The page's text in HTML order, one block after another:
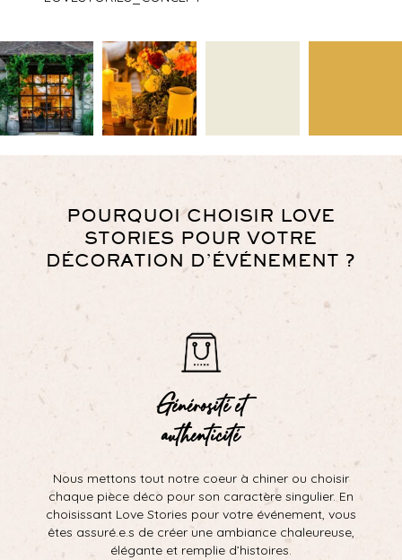
POURQUOI CHOISIR LOVE
STORIES POUR VOTRE
DÉCORATION D’ÉVÉNEMENT ?
Générosité et
authenticité
Nous mettons tout notre coeur à chiner ou choisir
chaque pièce déco pour son caractère singulier. En
choisissant Love Stories pour votre événement, vous
êtes assuré.e.s de créer une ambiance chaleureuse,
élégante et remplie d’histoires.